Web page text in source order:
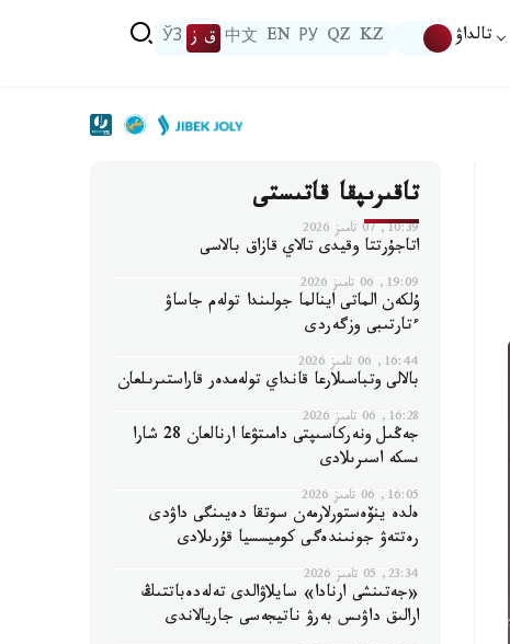
تالداۋ KZ
QZ
РУ
EN
中文 ق ز ЎЗ
تاقىرىپقا قاتىستى
10:39, 07 تامىز 2026
اتاجۇرتتا وقيدى تالاي قازاق بالاسى
19:09, 06 تامىز 2026
ۇلكەن الماتى اينالما جولىندا تولەم جاساۋ
ءتارتىبى وزگەردى
16:44, 06 تامىز 2026
بالالى وتباسىلارعا قانداي تولەمدەر قاراستىرىلعان
16:28, 06 تامىز 2026
جەڭىل ونەركاسىپتى دامىتۋعا ارنالعان 28 شارا
ىسكە اسىرىلادى
16:05, 06 تامىز 2026
ەلدە ينۆەستورلارمەن سوتقا دەيىنگى داۋدى
رەتتەۋ جونىندەگى كوميسسيا قۇرىلادى
23:34, 05 تامىز 2026
«جەتىنشى ارنادا» سايلاۋالدى تەلەدەباتتىڭ
ارالىق داۋىس بەرۋ ناتيجەسى جاريالاندى